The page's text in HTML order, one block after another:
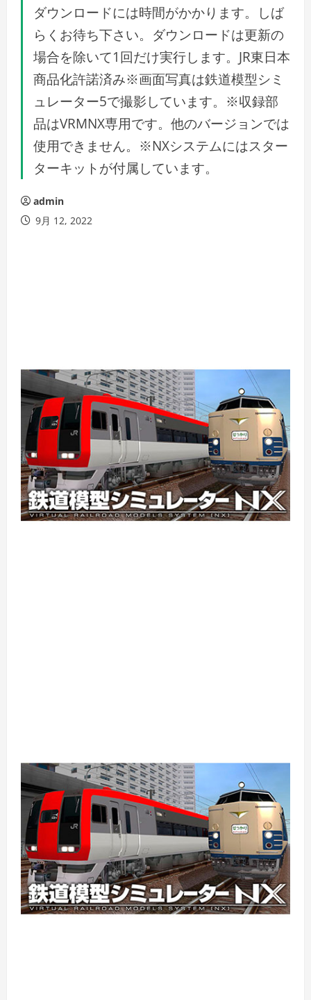
ダウンロードには時間がかかります。しば
らくお待ち下さい。ダウンロードは更新の
場合を除いて1回だけ実行します。JR東日本
商品化許諾済み※画面写真は鉄道模型シミ
ュレーター5で撮影しています。※収録部
品はVRMNX専用です。他のバージョンでは
使用できません。※NXシステムにはスター
ターキットが付属しています。
admin
9月 12, 2022